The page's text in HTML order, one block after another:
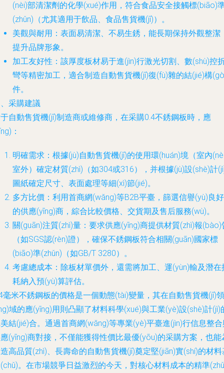
(nèi)部清潔劑的化學(xué)作用，符合食品安全接觸標(biāo)
(zhǔn)（尤其適用于飲品、食品售貨機(jī)）。
美觀與耐用：表面易清潔、不易生銹，能長期保持外觀整潔
提升品牌形象。
加工友好性：該厚度板材易于進(jìn)行激光切割、數(shù)控
彎等精密加工，適合制造自動售貨機(jī)復(fù)雜的結(jié)構
件。
采購建議
自動售貨機(jī)制造商或維修商，在采購0.4不銹鋼板時，應
：
明確需求：根據(jù)自動售貨機(jī)的使用環(huán)境（室內
室外）確定材質(zhì)（如304或316），并根據(jù)設(shè)計
圖紙確定尺寸、表面處理等細(xì)節(jié)。
多方比價：利用首商網(wǎng)等B2B平臺，篩選信譽(yù)良好
的供應(yīng)商，綜合比較價格、交貨期及售后服務(wù)。
關(guān)注質(zhì)量：要求供應(yīng)商提供材質(zhì)報(bào)
（如SGS認(rèn)證），確保不銹鋼板符合相關(guān)國家標
(biāo)準(zhǔn)（如GB/T 3280）。
考慮總成本：除板材單價外，還需將加工、運(yùn)輸及潛在
耗納入預(yù)算評估。
毫米不銹鋼板的價格是一個動態(tài)變量，其在自動售貨機(jī)領
域的應(yīng)用則凸顯了材料科學(xué)與工業(yè)設(shè)計(jì)
結(jié)合。通過首商網(wǎng)等專業(yè)平臺進(jìn)行信息整
(yīng)商對接，不僅能獲得性價比最優(yōu)的采購方案，也能
高品質(zhì)、長壽命的自動售貨機(jī)奠定堅(jiān)實(shí)的材料
。在市場競爭日益激烈的今天，對核心材料成本的精準